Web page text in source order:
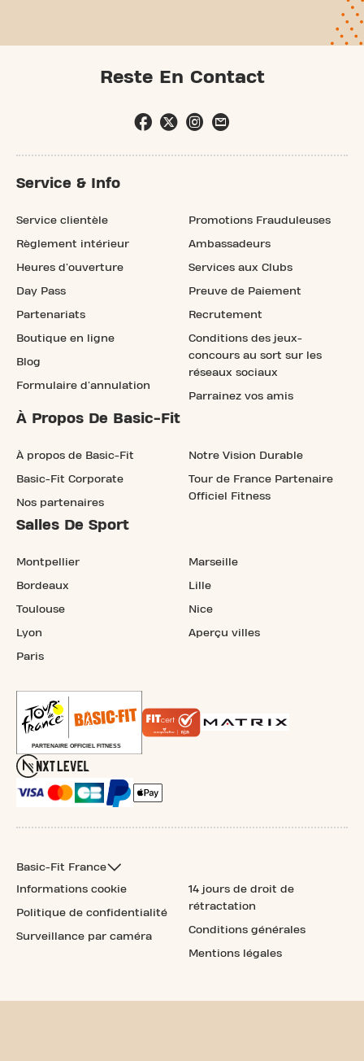
Reste En Contact
Service & Info
Service clientèle
Règlement intérieur
Heures d'ouverture
Day Pass
Partenariats
Boutique en ligne
Blog
Formulaire d'annulation
Promotions Frauduleuses
Ambassadeurs
Services aux Clubs
Preuve de Paiement
Recrutement
Conditions des jeux-
concours au sort sur les
réseaux sociaux
Parrainez vos amis
À Propos De Basic-Fit
À propos de Basic-Fit
Basic-Fit Corporate
Nos partenaires
Notre Vision Durable
Tour de France Partenaire
Officiel Fitness
Salles De Sport
Montpellier
Bordeaux
Toulouse
Lyon
Paris
Marseille
Lille
Nice
Aperçu villes
Basic-Fit France
Informations cookie
Politique de confidentialité
Surveillance par caméra
14 jours de droit de
rétractation
Conditions générales
Mentions légales